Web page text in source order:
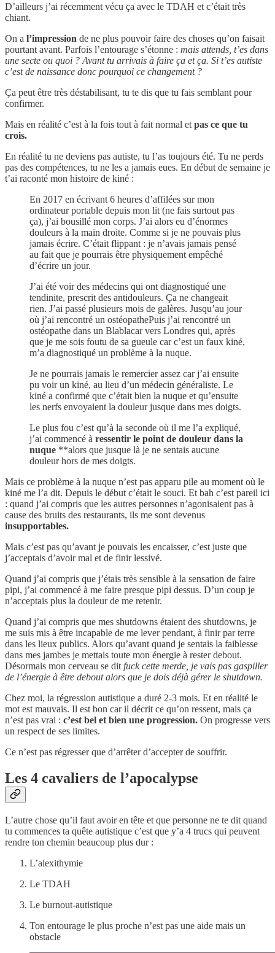
D’ailleurs j’ai récemment vécu ça avec le TDAH et c’était très
chiant.
On a l’impression de ne plus pouvoir faire des choses qu’on faisait
pourtant avant. Parfois l’entourage s’étonne : mais attends, t’es dans
une secte ou quoi ? Avant tu arrivais à faire ça et ça. Si t’es autiste
c’est de naissance donc pourquoi ce changement ?
Ça peut être très déstabilisant, tu te dis que tu fais semblant pour
confirmer.
Mais en réalité c’est à la fois tout à fait normal et pas ce que tu
crois.
En réalité tu ne deviens pas autiste, tu l’as toujours été. Tu ne perds
pas des compétences, tu ne les a jamais eues. En début de semaine je
t’ai raconté mon histoire de kiné :
En 2017 en écrivant 6 heures d’affilées sur mon
ordinateur portable depuis mon lit (ne fais surtout pas
ça), j’ai bousillé mon corps. J’ai alors eu d’énormes
douleurs à la main droite. Comme si je ne pouvais plus
jamais écrire. C’était flippant : je n’avais jamais pensé
au fait que je pourrais être physiquement empêché
d’écrire un jour.
J’ai été voir des médecins qui ont diagnostiqué une
tendinite, prescrit des antidouleurs. Ça ne changeait
rien. J’ai passé plusieurs mois de galères. Jusqu’au jour
où j’ai rencontré un ostéopathePuis j’ai rencontré un
ostéopathe dans un Blablacar vers Londres qui, après
que je me sois foutu de sa gueule car c’est un faux kiné,
m’a diagnostiqué un problème à la nuque.
Je ne pourrais jamais le remercier assez car j’ai ensuite
pu voir un kiné, au lieu d’un médecin généraliste. Le
kiné a confirmé que c’était bien la nuque et qu’ensuite
les nerfs envoyaient la douleur jusque dans mes doigts.
Le plus fou c’est qu’à la seconde où il me l’a expliqué,
j’ai commencé à ressentir le point de douleur dans la
nuque **alors que jusque là je ne sentais aucune
douleur hors de mes doigts.
Mais ce problème à la nuque n’est pas apparu pile au moment où le
kiné me l’a dit. Depuis le début c’était le souci. Et bah c’est pareil ici
: quand j’ai compris que les autres personnes n’agonisaient pas à
cause des bruits des restaurants, ils me sont devenus
insupportables.
Mais c’est pas qu’avant je pouvais les encaisser, c’est juste que
j’acceptais d’avoir mal et de finir lessivé.
Quand j’ai compris que j’étais très sensible à la sensation de faire
pipi, j’ai commencé à me faire presque pipi dessus. D’un coup je
n’acceptais plus la douleur de me retenir.
Quand j’ai compris que mes shutdowns étaient des shutdowns, je
me suis mis à être incapable de me lever pendant, à finir par terre
dans les lieux publics. Alors qu’avant quand je sentais la faiblesse
dans mes jambes je mettais toute mon énergie à rester debout.
Désormais mon cerveau se dit fuck cette merde, je vais pas gaspiller
de l’énergie à être debout alors que je dois déjà gérer le shutdown.
Chez moi, la régression autistique a duré 2-3 mois. Et en réalité le
mot est mauvais. Il est bon car il décrit ce qu’on ressent, mais ça
n’est pas vrai : c’est bel et bien une progression. On progresse vers
un respect de ses limites.
Ce n’est pas régresser que d’arrêter d’accepter de souffrir.
Les 4 cavaliers de l’apocalypse
L’autre chose qu’il faut avoir en tête et que personne ne te dit quand
tu commences ta quête autistique c’est que y’a 4 trucs qui peuvent
rendre ton chemin beaucoup plus dur :
L’alexithymie
Le TDAH
Le burnout-autistique
Ton entourage le plus proche n’est pas une aide mais un
obstacle